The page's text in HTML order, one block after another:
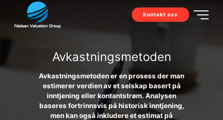
Kontakt oss
Avkastningsmetoden
Avkastningsmetoden er en prosess der man
estimerer verdien av et selskap basert på
inntjening eller kontantstrøm. Analysen
baseres fortrinnsvis på historisk inntjening,
men kan også inkludere et estimat på